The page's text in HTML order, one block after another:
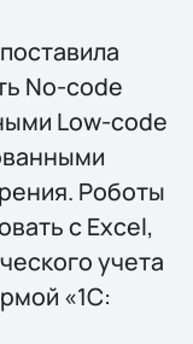
No-code
Low-code
Роботы
с Excel,
учета
«1С: